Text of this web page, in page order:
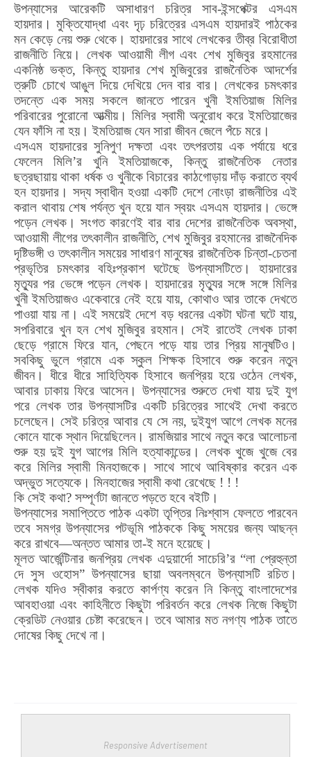
উপন্যাসের আরেকটি অসাধারণ চরিত্র সাব-ইন্সপেক্টর এসএম
হায়দার। মুক্তিযোদ্ধা এবং দৃঢ় চরিত্রের এসএম হায়দারই পাঠকের
মন কেড়ে নেয় শুরু থেকে। হায়দারের সাথে লেখকের তীব্র বিরোধীতা
রাজনীতি নিয়ে। লেখক আওয়ামী লীগ এবং শেখ মুজিবুর রহমানের
একনিষ্ঠ ভক্ত, কিন্তু হায়দার শেখ মুজিবুরের রাজনৈতিক আদর্শের
ত্রুটি চোখে আঙুল দিয়ে দেখিয়ে দেন বার বার। লেখকের চমৎকার
তদন্তে এক সময় সকলে জানতে পারেন খুনী ইমতিয়াজ মিলির
পরিবারের পুরোনো আত্মীয়। মিলির স্বামী অনুরোধ করে ইমতিয়াজের
যেন ফাঁসি না হয়। ইমতিয়াজ যেন সারা জীবন জেলে পঁচে মরে।
এসএম হায়দারের সুনিপুণ দক্ষতা এবং তৎপরতায়এক পর্যায়ে ধরে
ফেলেন মিলি’র খুনি ইমতিয়াজকে, কিন্তু রাজনৈতিক নেতার
ছত্রছায়ায় থাকা ধর্ষক ও খুনীকে বিচারের কাঠগোড়ায় দাঁড় করাতে ব্যর্থ
হন হায়দার। সদ্য স্বাধীন হওয়া একটি দেশে নোংড়া রাজনীতির এই
করাল থাবায় শেষ পর্যন্ত খুন হয়ে যান স্বয়ং এসএম হায়দার। ভেঙ্গে
পড়েন লেখক। সংগত কারণেই বার বার দেশের রাজনৈতিক অবস্থা,
আওয়ামী লীগের তৎকালীন রাজনীতি,শেখ মুজিবুর রহমানের রাজনৈদিক
দৃষ্টিভঙ্গী ও তৎকালীন সময়ের সাধারণ মানুষের রাজনৈতিক চিন্তা-চেতনা
প্রভৃতির চমৎকার বহিঃপ্রকাশ ঘটেছে উপন্যাসটিতে। হায়দারের
মৃত্যুর পর ভেঙ্গে পড়েন লেখক। হায়দারের মৃত্যুর সঙ্গে সঙ্গে মিলির
খুনী ইমতিয়াজও একেবারে নেই হয়ে যায়, কোথাও আর তাকে দেখতে
পাওয়া যায় না। এই সময়েই দেশে বড় ধরনের একটা ঘটনা ঘটে যায়,
সপরিবারে খুন হন শেখ মুজিবুর রহমান। সেই রাতেই লেখক ঢাকা
ছেড়ে গ্রামে ফিরে যান, পেছনে পড়ে যায় তার প্রিয় মানুষটিও।
সবকিছু ভুলে গ্রামে এক স্কুল শিক্ষক হিসাবে শুরু করেন নতুন
জীবন। ধীরে ধীরে সাহিত্যিক হিসাবে জনপ্রিয় হয়ে ওঠেন লেখক,
আবার ঢাকায় ফিরে আসেন। উপন্যাসের শুরুতে দেখা যায় দুই যুগ
পরে লেখক তার উপন্যাসটির একটি চরিত্রের সাথেই দেখা করতে
চলেছেন। সেই চরিত্র আবার যে সে নয়, দুইযুগ আগে লেখক মনের
কোনে যাকে স্থান দিয়েছিলেন। রামজিয়ার সাথে নতুন করে আলোচনা
শুরু হয় দুই যুগ আগের মিলি হত্যাকান্ডের। লেখক খুজে খুজে বের
করে মিলির স্বামী মিনহাজকে। সাথে সাথে আবিষ্কার করেন এক
অদ্ভুত সত্যেকে। মিনহাজের স্বামী কথা রেখেছে ! ! !
কি সেই কথা? সম্পূর্ণটা জানতে পড়তে হবে বইটি।
উপন্যাসের সমাপ্তিতে পাঠক একটা তৃপ্তির নিঃশ্বাস ফেলতে পারবেন
তবে সমগ্র উপন্যাসের পটভূমি পাঠককে কিছু সময়ের জন্য আছন্ন
করে রাখবে—অন্তত আমার তা-ই মনে হয়েছে।
মূলত আর্জেন্টিনার জনপ্রিয় লেখক এদুয়ার্দো সাচেরি’র “লা প্রেহুন্তা
দে সুস ওহোস” উপন্যাসের ছায়া অবলম্বনে উপন্যাসটি রচিত।
লেখক যদিও স্বীকার করতে কার্পণ্য করেন নি কিন্তু বাংলাদেশের
আবহাওয়া এবং কাহিনীতে কিছুটা পরিবর্তন করে লেখক নিজে কিছুটা
ক্রেডিট নেওয়ার চেষ্টা করেছেন। তবে আমার মত নগণ্য পাঠক তাতে
দোষের কিছু দেখে না।
Responsive Advertisement